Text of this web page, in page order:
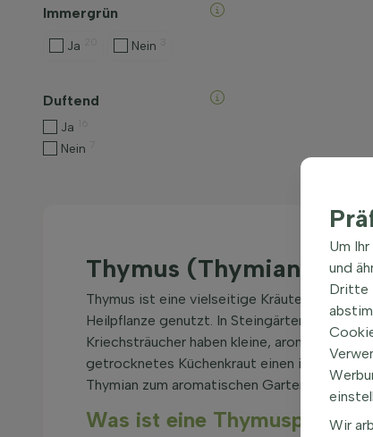
Immergrün
Ja Nein
Duftend
Ja
Nein
Thymus (Thymian)
Thymus ist eine vielseitige Kräuterpflanze,
Heilpflanze genutzt. In Steingärten oder
Kriechsträucher haben kleine, aromatische
getrocknetes Küchenkraut einen intensiven
Thymian zum aromatischen Gartengewürz
Was ist eine
Um
und
Dritte
Wir